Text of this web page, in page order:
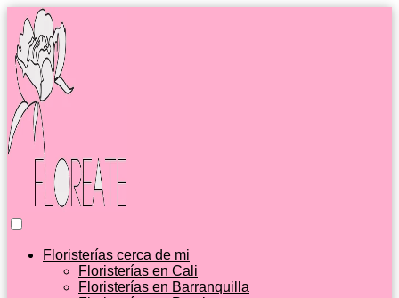
Floristerías cerca de mi
Floristerías en Cali
Floristerías en Barranquilla